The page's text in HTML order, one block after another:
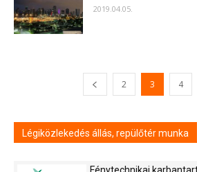
2019.04.05.
2 3 4
Légiközlekedés állás, repülőtér munka